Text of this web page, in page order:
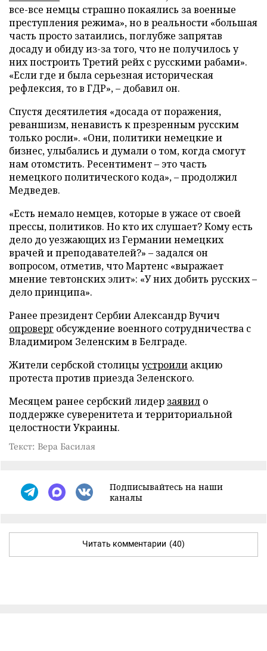
все-все немцы страшно покаялись за военные
преступления режима», но в реальности «большая
часть просто затаились, поглубже запрятав
досаду и обиду из-за того, что не получилось у
них построить Третий рейх с русскими рабами».
«Если где и была серьезная историческая
рефлексия, то в ГДР», – добавил он.
Спустя десятилетия «досада от поражения,
реваншизм, ненависть к презренным русским
только росли». «Они, политики немецкие и
бизнес, улыбались и думали о том, когда смогут
нам отомстить. Ресентимент – это часть
немецкого политического кода», – продолжил
Медведев.
«Есть немало немцев, которые в ужасе от своей
прессы, политиков. Но кто их слушает? Кому есть
дело до уезжающих из Германии немецких
врачей и преподавателей?» – задался он
вопросом, отметив, что Мартенс «выражает
мнение тевтонских элит»: «У них добить русских –
дело принципа».
Ранее президент Сербии Александр Вучич
опроверг обсуждение военного сотрудничества с
Владимиром Зеленским в Белграде.
Жители сербской столицыустроили акцию
протеста против приезда Зеленского.
Месяцем ранее сербский лидер заявил о
поддержке суверенитета и территориальной
целостности Украины.
Текст: Вера Басилая
Подписывайтесь на наши
каналы
Читать комментарии (40)